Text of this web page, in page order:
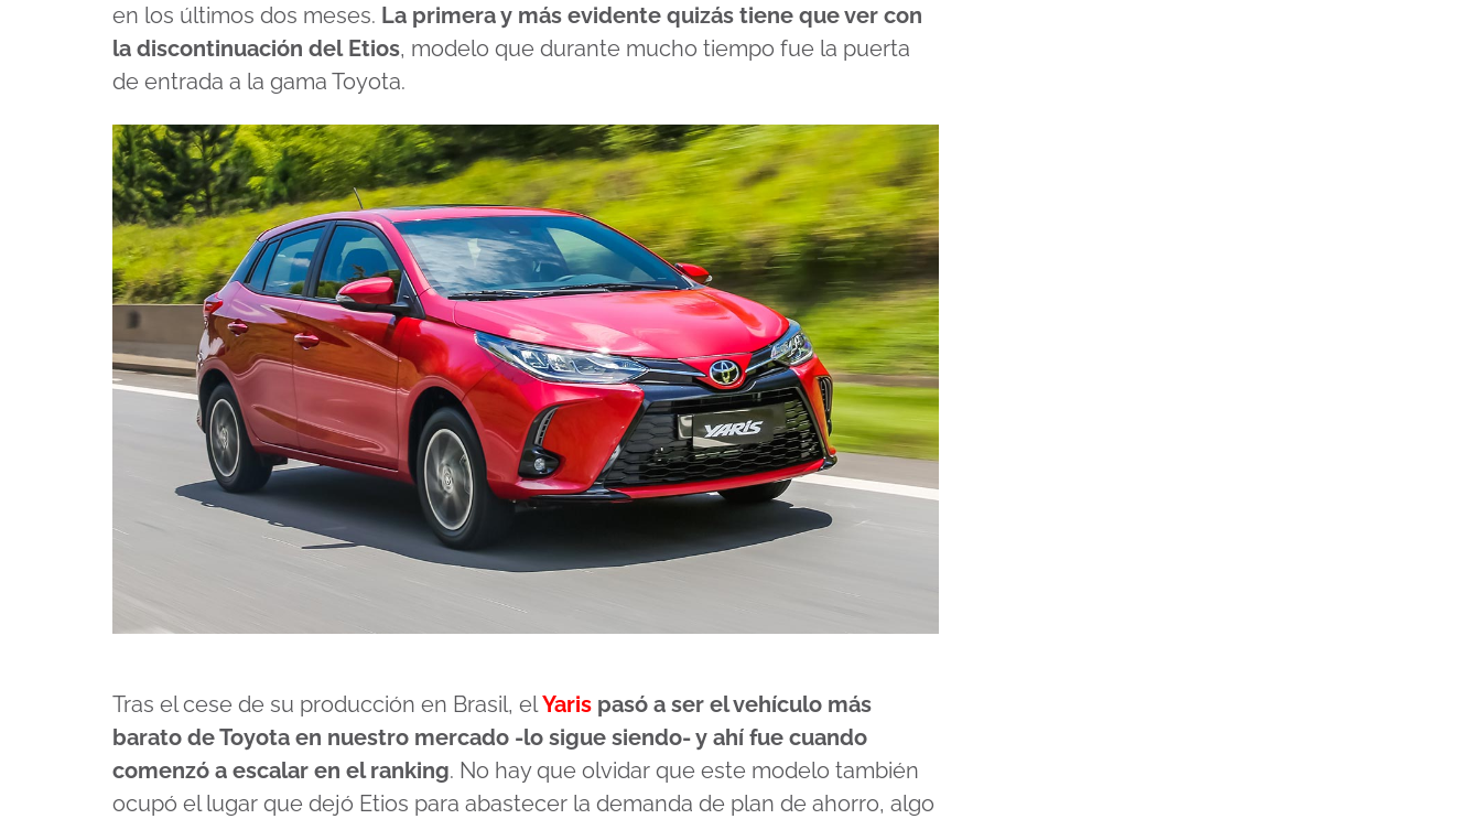
en los últimos dos meses. La primera y más evidente quizás tiene que ver con
la discontinuación del Etios, modelo que durante mucho tiempo fue la puerta
de entrada a la gama Toyota.
Tras el cese de su producción en Brasil, elYaris pasó a ser el vehículo más
barato de Toyota en nuestro mercado -lo sigue siendo- y ahí fue cuando
comenzó a escalar en el ranking. No hay que olvidar que este modelo también
ocupó el lugar que dejó Etios para abastecer la demanda de plan de ahorro, algo